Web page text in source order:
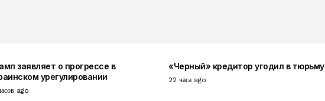
заявляет о прогрессе в
урегулировании
ago
«Черный» кредитор угодил в тюрьму
22 часа ago